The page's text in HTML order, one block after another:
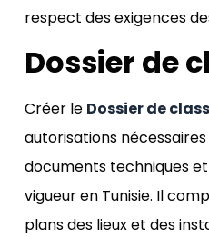
respect des exigences
Dossier de
Créer le Dossier de
autorisations
documents techniques
vigueur en Tunisie. Il
plans des lieux et des